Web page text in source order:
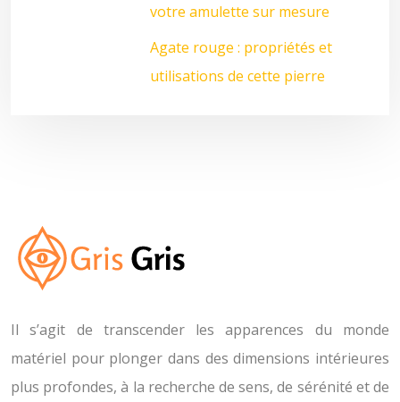
votre amulette sur mesure
Agate rouge : propriétés et
utilisations de cette pierre
Il s’agit de transcender les apparences du monde
matériel pour plonger dans des dimensions intérieures
plus profondes, à la recherche de sens, de sérénité et de